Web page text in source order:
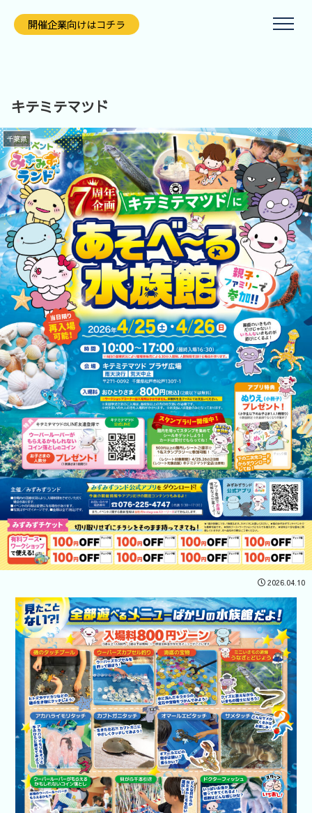
開催企業向
けはコチラ
開催企業向けはコチラ
キテミテマツド
千葉県
2026.04.10